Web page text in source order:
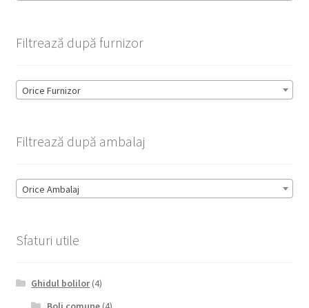
Filtrează după furnizor
Orice Furnizor
Filtrează după ambalaj
Orice Ambalaj
Sfaturi utile
Ghidul bolilor(4)